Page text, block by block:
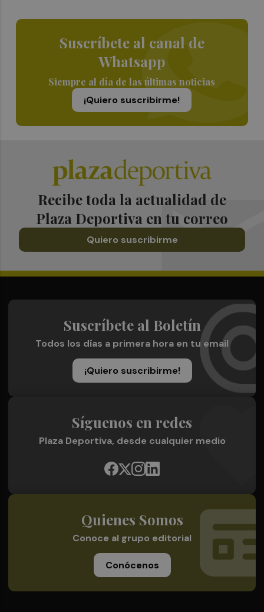
Suscríbete al canal de
Whatsapp
Siempre al día de las últimas noticias
¡Quiero suscribirme!
Recibe toda la actualidad de
Plaza Deportiva en tu correo
Quiero suscribirme
Suscríbete al Boletín
Todos los días a primera hora en tu email
¡Quiero suscribirme!
Síguenos en redes
Plaza Deportiva, desde cualquier medio
Quienes Somos
Conoce al grupo editorial
Conócenos